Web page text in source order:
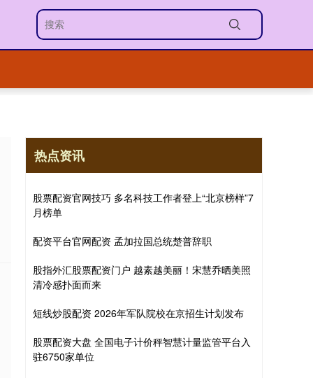
热点资讯
股票配资官网技巧 多名科技工作者登上“北京榜样”7
月榜单
配资平台官网配资 孟加拉国总统楚普辞职
股指外汇股票配资门户 越素越美丽！宋慧乔晒美照
清冷感扑面而来
短线炒股配资 2026年军队院校在京招生计划发布
股票配资大盘 全国电子计价秤智慧计量监管平台入
驻6750家单位